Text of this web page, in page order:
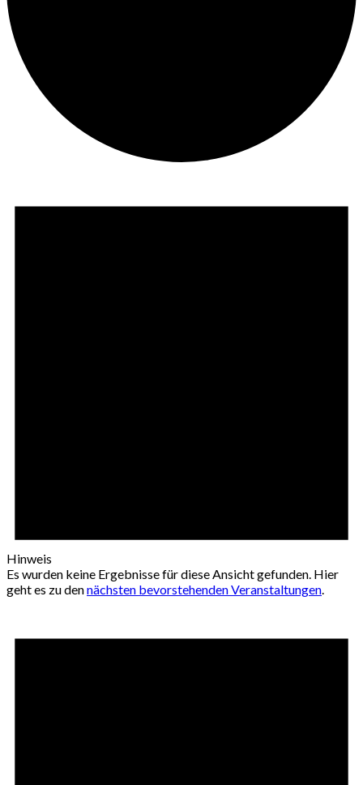
Hinweis
Es wurden keine Ergebnisse für diese Ansicht gefunden. Hier
geht es zu dennächsten bevorstehenden Veranstaltungen.